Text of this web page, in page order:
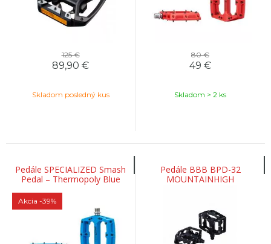
125 €
89,90 €
Skladom posledný kus
80 €
49 €
Skladom > 2 ks
Pedále SPECIALIZED Smash
Pedal – Thermopoly Blue
Akcia -39%
Pedále BBB BPD-32
MOUNTAINHIGH